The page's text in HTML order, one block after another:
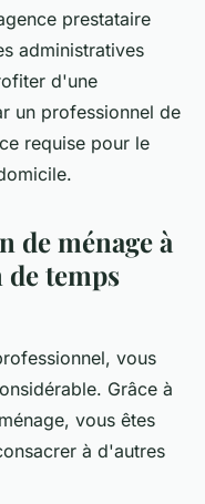
prestataire
administratives
d'une
un professionnel de
requise pour le
de ménage à
temps
vous
Grâce à
vous êtes
à d'autres